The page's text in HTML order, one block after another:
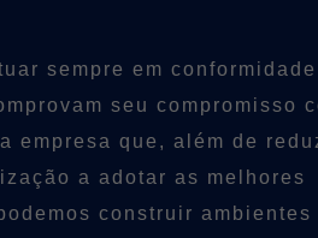
sempre em conformidade
seu compromisso
empresa que, além de
a adotar as melhores
construir ambientes